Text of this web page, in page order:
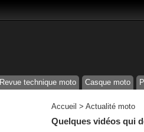
Revue technique moto Casque moto
Accueil > Actualité moto
Quelques vidéos qui